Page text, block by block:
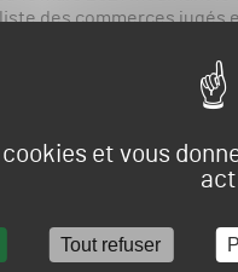
et vous
Tout refuser
des commerces
mesures renforcées
de plantes,
de compagnie et
des Gazons